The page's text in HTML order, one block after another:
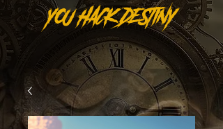
YOU HACK DESTINY